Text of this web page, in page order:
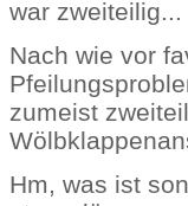
war zweiteilig...
Nach wie vor
zumeist
Hm, was ist